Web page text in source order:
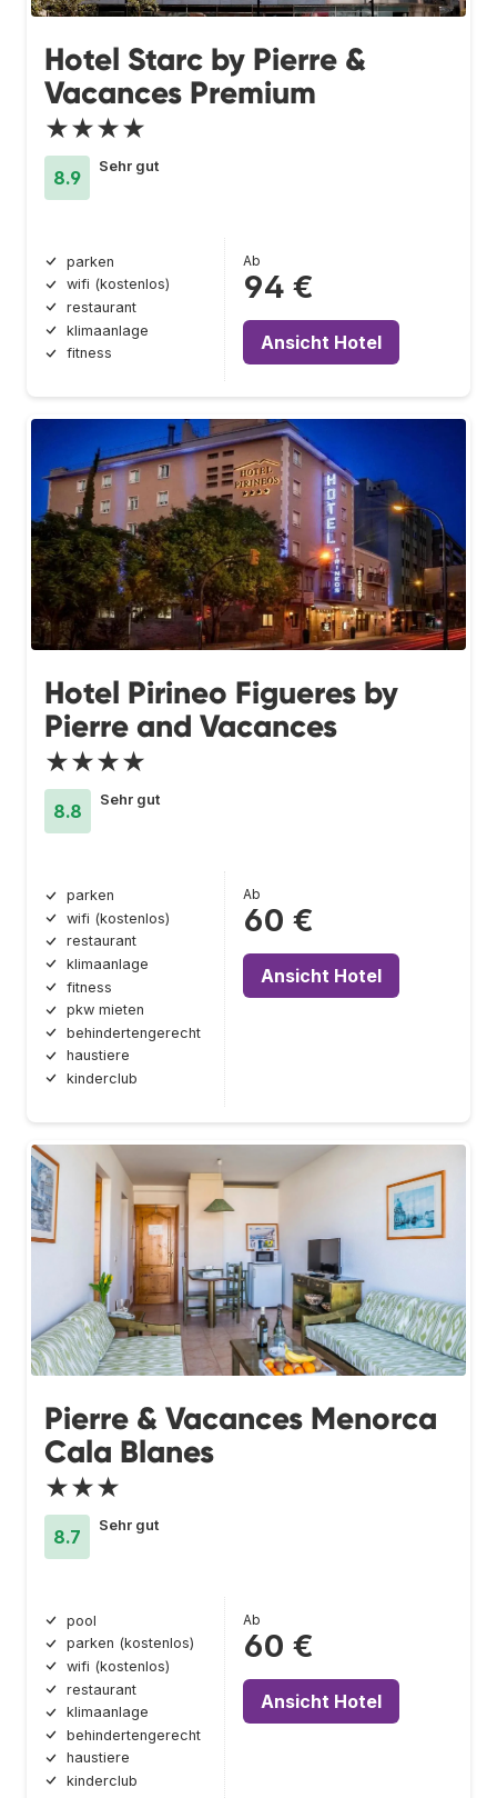
Hotel Starc by Pierre &
Vacances Premium
★★★★
8.9
Sehr gut
parken
wifi (kostenlos)
restaurant
klimaanlage
fitness
Ab
94 €
Ansicht Hotel
Hotel Pirineo Figueres by
Pierre and Vacances
★★★★
8.8
Sehr gut
parken
wifi (kostenlos)
restaurant
klimaanlage
fitness
pkw mieten
behindertengerecht
haustiere
kinderclub
Ab
60 €
Ansicht Hotel
Pierre & Vacances Menorca
Cala Blanes
★★★
8.7
Sehr gut
pool
parken (kostenlos)
wifi (kostenlos)
restaurant
klimaanlage
behindertengerecht
haustiere
kinderclub
Ab
60 €
Ansicht Hotel